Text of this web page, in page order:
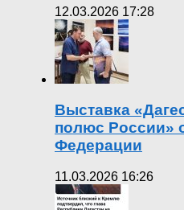
12.03.2026 17:28
Выставка
полюс России»
Федерации
11.03.2026 16:26